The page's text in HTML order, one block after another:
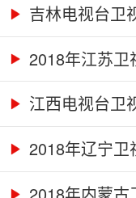
吉林电视台卫
2018年江苏卫
江西电视台卫
2018年辽宁卫